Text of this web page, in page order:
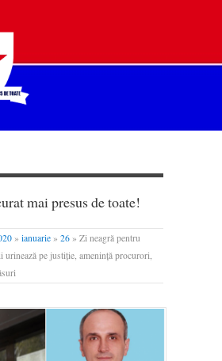
mai presus de toate!
» ianuarie » 26 » Zi neagră pentru
urinează pe justiție, amenință procurori,